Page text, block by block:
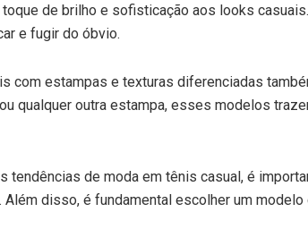
de brilho e sofisticação aos looks
e fugir do óbvio.
com estampas e texturas diferenciadas
qualquer outra estampa, esses modelos
tendências de moda em tênis casual, é
Além disso, é fundamental escolher um